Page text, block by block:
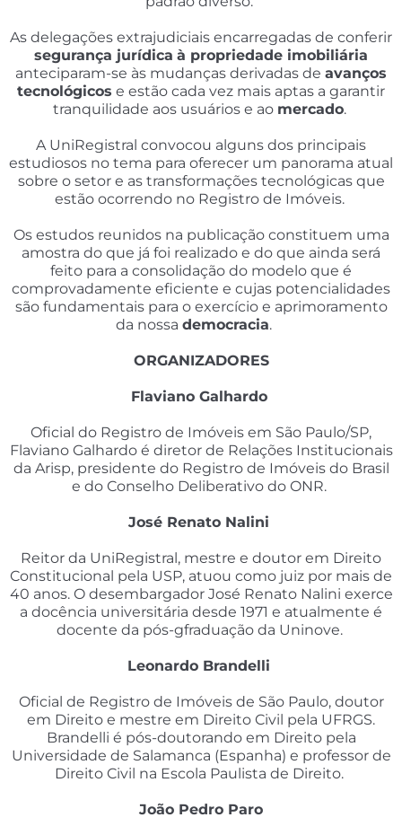
As delegações extrajudiciais encarregadas de conferir
segurança jurídica à propriedade imobiliária
anteciparam-se às mudanças derivadas de avanços
tecnológicos e estão cada vez mais aptas a garantir
tranquilidade aos usuários e ao mercado.
A UniRegistral convocou alguns dos principais
estudiosos no tema para oferecer um panorama atual
sobre o setor e as transformações tecnológicas que
estão ocorrendo no Registro de Imóveis.
Os estudos reunidos na publicação constituem uma
amostra do que já foi realizado e do que ainda será
feito para a consolidação do modelo que é
comprovadamente eficiente e cujas potencialidades
são fundamentais para o exercício e aprimoramento
da nossa democracia.
ORGANIZADORES
Flaviano Galhardo
Oficial do Registro de Imóveis em São Paulo/SP,
Flaviano Galhardo é diretor de Relações Institucionais
da Arisp, presidente do Registro de Imóveis do Brasil
e do Conselho Deliberativo do ONR.
José Renato Nalini
Reitor da UniRegistral, mestre e doutor em Direito
Constitucional pela USP, atuou como juiz por mais de
40 anos. O desembargador José Renato Nalini exerce
a docência universitária desde 1971 e atualmente é
docente da pós-gfraduação da Uninove.
Leonardo Brandelli
Oficial de Registro de Imóveis de São Paulo, doutor
em Direito e mestre em Direito Civil pela UFRGS.
Brandelli é pós-doutorando em Direito pela
Universidade de Salamanca (Espanha) e professor de
Direito Civil na Escola Paulista de Direito.
João Pedro Paro